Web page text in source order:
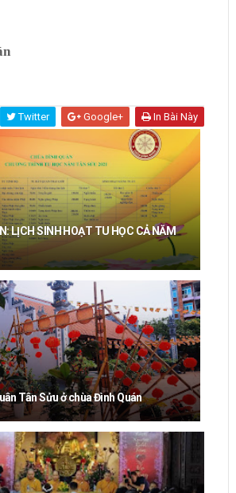
Twitter Google+ In Bài Này
LỊCH SINH HOẠT TU HỌC CẢ NĂM
Tân Sửu ở chùa Đình Quán